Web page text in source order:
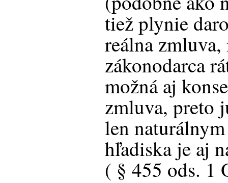
tiež plynie
reálna
zákonodarca
možná aj
zmluva, preto
len
hľadiska je aj
( § 455 ods. 1